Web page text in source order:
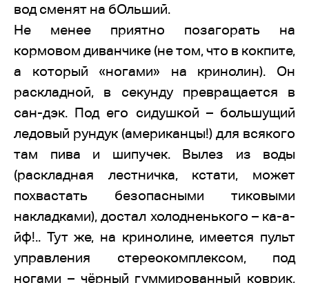
вод сменят на бОльший.
Не менее приятно позагорать на
кормовом диванчике (не том, что в кокпите,
а который «ногами» на кринолин). Он
раскладной, в секунду превращается в
сан-дэк. Под его сидушкой – большущий
ледовый рундук (американцы!) для всякого
там пива и шипучек. Вылез из воды
(раскладная лестничка, кстати, может
похвастать безопасными тиковыми
накладками), достал холодненького – ка-а-
йф!.. Тут же, на кринолине, имеется пульт
управления стереокомплексом, под
ногами – чёрный гуммированный коврик,